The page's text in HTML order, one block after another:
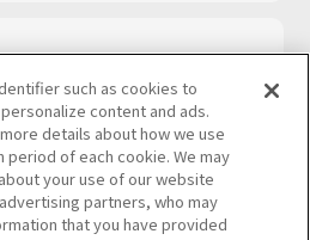
such as cookies to
content and ads.
details about how we use
of each cookie. We may
your use of our website
partners, who may
that you have provided